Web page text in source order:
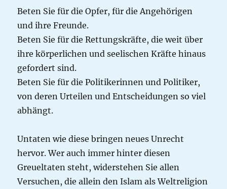
Beten Sie für die Opfer, für die Angehörigen
und ihre Freunde.
Beten Sie für die Rettungskräfte, die weit über
ihre körperlichen und seelischen Kräfte hinaus
gefordert sind.
Beten Sie für die Politikerinnen und Politiker,
von deren Urteilen und Entscheidungen so viel
abhängt.
Untaten wie diese bringen neues Unrecht
hervor. Wer auch immer hinter diesen
Greueltaten steht, widerstehen Sie allen
Versuchen, die allein den Islam als Weltreligion